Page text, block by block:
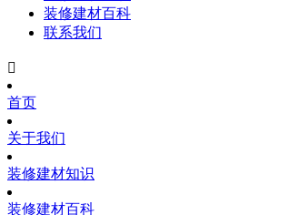
装修建材百科
联系我们

首页
关于我们
装修建材知识
装修建材百科